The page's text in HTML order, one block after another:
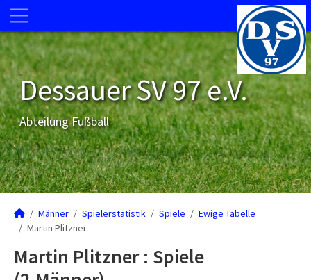
Dessauer SV 97 e.V.
Abteilung Fußball
Männer Spielerstatistik Spiele
Ewige Tabelle
Martin Plitzner
Martin Plitzner : Spiele